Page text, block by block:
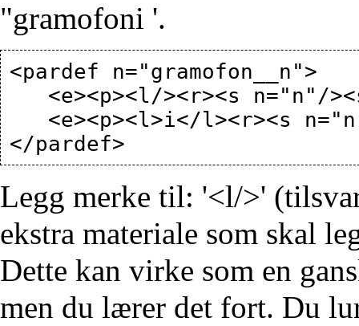
"gramofoni '.
<pardef n="gramofon__n">
Legg merke til: '<l/>'
ekstra materiale som skal
Dette kan virke som en
men du lærer det fort. Du